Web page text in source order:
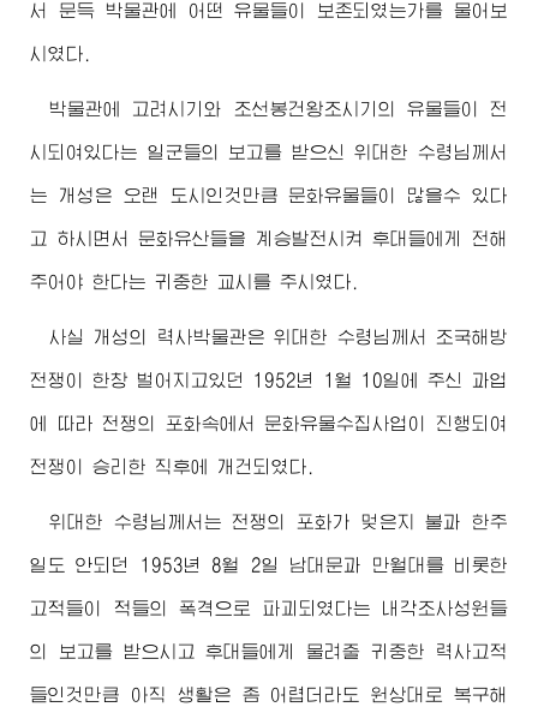
서 문득 박물관에 어떤 유물들이 보존되였는가를 물어보
시였다.
박물관에 고려시기와 조선봉건왕조시기의 유물들이 전
시되여있다는 일군들의 보고를 받으신위대한 수령님께서
는 개성은 오랜 도시인것만큼 문화유물들이 많을수 있다
고 하시면서 문화유산들을 계승발전시켜 후대들에게 전해
주어야 한다는 귀중한 교시를 주시였다.
사실 개성의 력사박물관은위대한 수령님께서 조국해방
전쟁이 한창 벌어지고있던 1952년 1월 10일에 주신 과업
에 따라 전쟁의 포화속에서 문화유물수집사업이 진행되여
전쟁이 승리한 직후에 개건되였다.
위대한 수령님께서 는 전쟁의 포화가 멎은지 불과 한주
일도 안되던 1953년 8월 2일 남대문과 만월대를 비롯한
고적들이 적들의 폭격으로 파괴되였다는 내각조사성원들
의 보고를 받으시고 후대들에게 물려줄 귀중한 력사고적
들인것만큼 아직 생활은 좀 어렵더라도 원상대로 복구해